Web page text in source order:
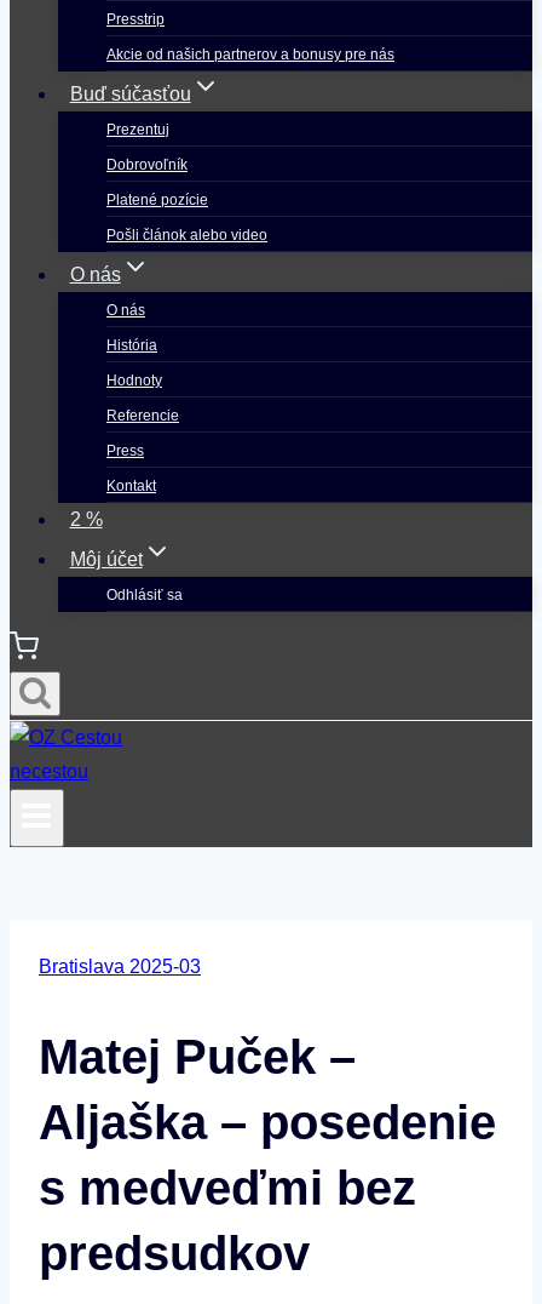
Presstrip
Akcie od našich partnerov a bonusy pre nás
Buď súčasťou
Prezentuj
Dobrovoľník
Platené pozície
Pošli článok alebo video
O nás
O nás
História
Hodnoty
Referencie
Press
Kontakt
2 %
Môj účet
Odhlásiť sa
Bratislava 2025-03
Matej Puček –
Aljaška – posedenie
s medveďmi bez
predsudkov